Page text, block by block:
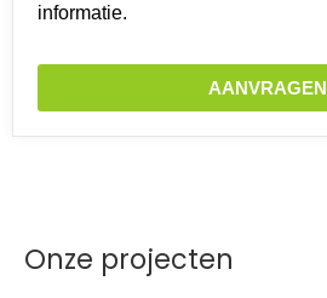
informatie.
AANVRAGEN
Onze projecten